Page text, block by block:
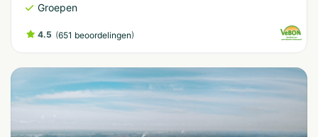
Groepen
4.5 (651 beoordelingen)